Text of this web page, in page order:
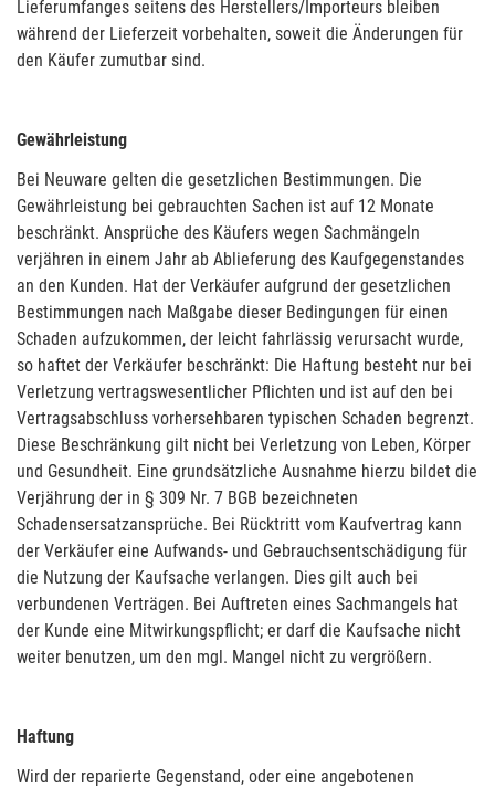
Lieferumfanges seitens des Herstellers/Importeurs bleiben
während der Lieferzeit vorbehalten, soweit die Änderungen für
den Käufer zumutbar sind.
Gewährleistung
Bei Neuware gelten die gesetzlichen Bestimmungen. Die
Gewährleistung bei gebrauchten Sachen ist auf 12 Monate
beschränkt. Ansprüche des Käufers wegen Sachmängeln
verjähren in einem Jahr ab Ablieferung des Kaufgegenstandes
an den Kunden. Hat der Verkäufer aufgrund der gesetzlichen
Bestimmungen nach Maßgabe dieser Bedingungen für einen
Schaden aufzukommen, der leicht fahrlässig verursacht wurde,
so haftet der Verkäufer beschränkt: Die Haftung besteht nur bei
Verletzung vertragswesentlicher Pflichten und ist auf den bei
Vertragsabschluss vorhersehbaren typischen Schaden begrenzt.
Diese Beschränkung gilt nicht bei Verletzung von Leben, Körper
und Gesundheit. Eine grundsätzliche Ausnahme hierzu bildet die
Verjährung der in § 309 Nr. 7 BGB bezeichneten
Schadensersatzansprüche. Bei Rücktritt vom Kaufvertrag kann
der Verkäufer eine Aufwands- und Gebrauchsentschädigung für
die Nutzung der Kaufsache verlangen. Dies gilt auch bei
verbundenen Verträgen. Bei Auftreten eines Sachmangels hat
der Kunde eine Mitwirkungspflicht; er darf die Kaufsache nicht
weiter benutzen, um den mgl. Mangel nicht zu vergrößern.
Haftung
Wird der reparierte Gegenstand, oder eine angebotenen